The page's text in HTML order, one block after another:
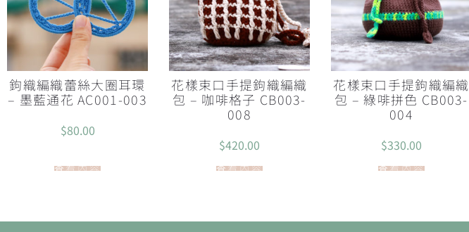
鉤織編織蕾絲大圈耳環
– 墨藍通花 AC001-003
$80.00
查看內容
花樣束口手提鉤織編織
包 – 咖啡格子 CB003-
008
$420.00
查看內容
花樣束口手提鉤織編織
包 – 綠啡拼色 CB003-
004
$330.00
查看內容